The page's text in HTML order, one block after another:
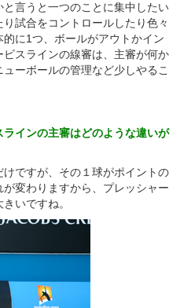
言うと一つのことに集中したい
試合をコントロールしたり色々
に1つ、ボールがアウトかイン
スラインの線審は、主審が何か
ーボールの管理など少しやるこ
インの主審はどのような違いが
ですが、その１球がポイントの
変わりますから、プレッシャー
いですね。